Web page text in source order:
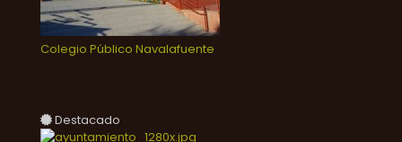
Colegio Público Navalafuente
Destacado